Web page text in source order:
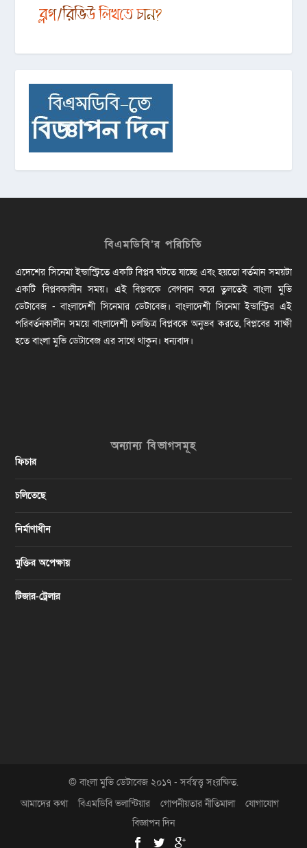
বিএমডিবি’র পরিচিতি
এদেশের সিনেমা ইন্ডাস্ট্রিতে একটি বিপ্লব ঘটতে যাচ্ছে এবং হয়তো বর্তমান সময়টা
একটি বিপ্লবকালীন সময়। এই বিপ্লবকে বেগবান করে তুলতেই বাংলা মুভি
ডেটাবেজ - বাংলাদেশী সিনেমার ডেটাবেজ। বাংলাদেশী সিনেমা ইন্ডাস্ট্রির এই
পরিবর্তনকালীন সময়ে বাংলাদেশী চলচ্চিত্র বিপ্লবকে অনুভব করতে, বিপ্লবের সাক্ষী
হতে বাংলা মুভি ডেটাবেজ এর সাথে থাকুন। ধন্যবাদ।
অন্যান্য বিভাগসমূহ
ফিচার
চলিতেছে
নির্মাণাধীন
মুক্তির অপেক্ষায়
টিজার-ট্রেলার
© বাংলা মুভি ডেটাবেজ ২০১৭ - সর্বস্বত্ত্ব সংরক্ষিত.
আমাদের কথা
বিএমডিবি ভলান্টিয়ার গোপনীয়তার নীতিমালা
যোগাযোগ
বিজ্ঞাপন দিন